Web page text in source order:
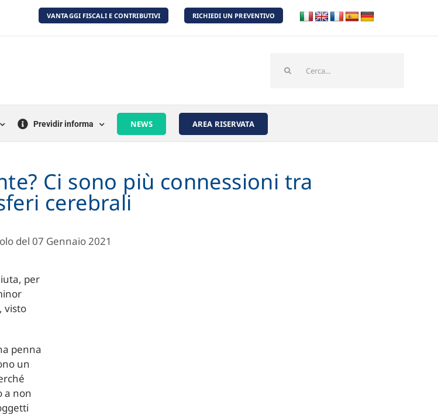
VANTAGGI FISCALI E CONTRIBUTIVI RICHIEDI UN PREVENTIVO
per:
Previdir informa NEWS AREA RISERVATA
Ci sono più connessioni tra
cerebrali
del 07 Gennaio 2021
per
visto
penna
un
a non